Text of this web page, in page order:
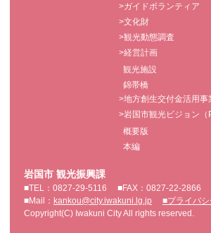
>ガイドボランティア
>文化財
>観光動態調査
>経営計画
観光施設
錦帯橋
>地方創生交付金活用事
>岩国市観光ビジョン（
概要版
本編
岩国市 観光振興課
■TEL：0827-29-5116
■FAX：0827-22-2866
■Mail： kankou@city.iwakuni.lg.jp
■プライバ
Copyright(C) Iwakuni City All rights reserved.